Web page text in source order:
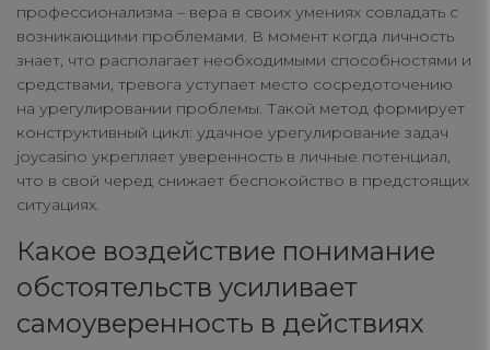
профессионализма – вера в своих умениях совладать с
возникающими проблемами. В момент когда личность
знает, что располагает необходимыми способностями и
средствами, тревога уступает место сосредоточению
на урегулировании проблемы. Такой метод формирует
конструктивный цикл: удачное урегулирование задач
joycasino укрепляет уверенность в личные потенциал,
что в свой черед снижает беспокойство в предстоящих
ситуациях.
Какое воздействие понимание
обстоятельств усиливает
самоуверенность в действиях